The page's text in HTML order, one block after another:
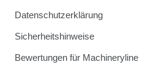
Datenschutzerklärung
Sicherheitshinweise
Bewertungen für Machineryline